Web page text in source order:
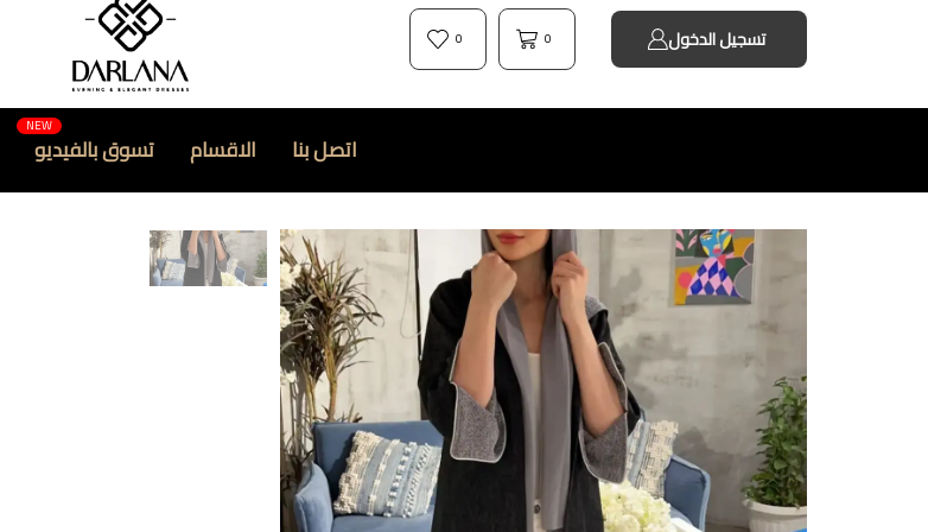
0 0 تسجيل الدخول
تسوق بالفيديو الاقسام اتصل بنا